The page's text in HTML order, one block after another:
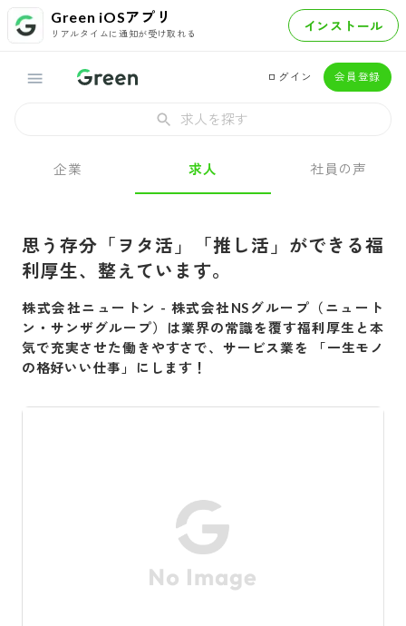
Green iOSアプリ
リアルタイムに通知が受け取れる インストール
ログイン 会員登録
求人を探す
企業 求人 社員の声
思う存分「ヲタ活」「推し活」ができる福
利厚生、整えています。
株式会社ニュートン - 株式会社NSグループ（ニュート
ン・サンザグループ）は業界の常識を覆す福利厚生と本
気で充実させた働きやすさで、サービス業を 「一生モノ
の格好いい仕事」にします！